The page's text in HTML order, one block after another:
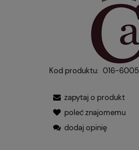
Kod produktu: 016-6005
zapytaj o produkt
poleć znajomemu
dodaj opinię